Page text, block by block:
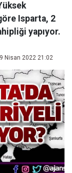
Isparta, 2
yapıyor.
Nisan 2022 21:02